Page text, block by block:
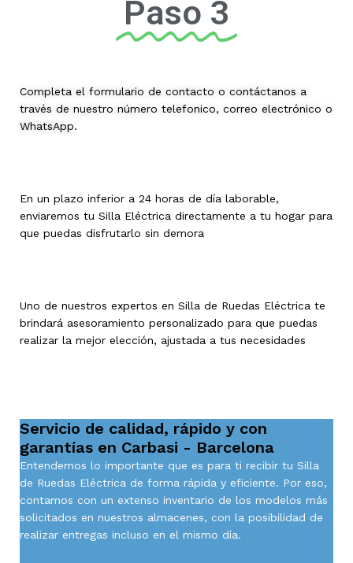
Paso 3
Completa el formulario de contacto o contáctanos a
través de nuestro número telefonico, correo electrónico o
WhatsApp.
En un plazo inferior a 24 horas de día laborable,
enviaremos tu Silla Eléctrica directamente a tu hogar para
que puedas disfrutarlo sin demora
Uno de nuestros expertos en Silla de Ruedas Eléctrica te
brindará asesoramiento personalizado para que puedas
realizar la mejor elección, ajustada a tus necesidades
Servicio de calidad, rápido y con
garantías en Carbasi - Barcelona
Entendemos lo importante que es para ti recibir tu Silla
de Ruedas Eléctrica de forma rápida y eficiente. Por eso,
contamos con un extenso inventario de los modelos más
solicitados en nuestros almacenes, con la posibilidad de
realizar entregas incluso en el mismo día.